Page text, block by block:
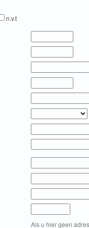
n.v.t
Als u hier geen